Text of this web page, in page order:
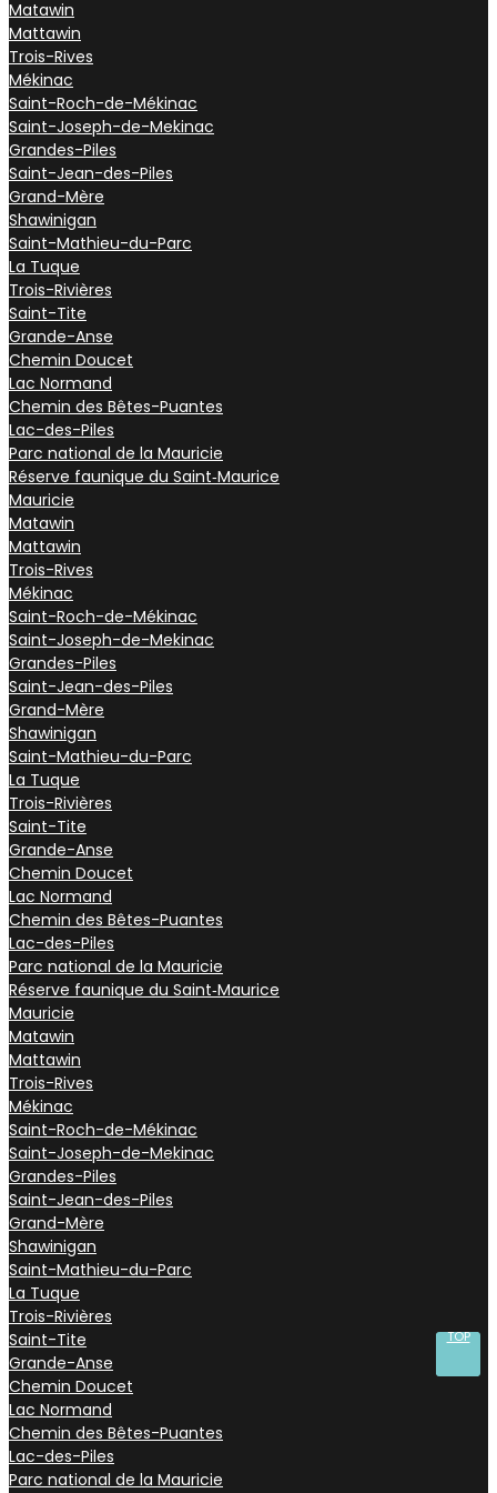
Matawin
Mattawin
Trois-Rives
Mékinac
Saint-Roch-de-Mékinac
Saint-Joseph-de-Mekinac
Grandes-Piles
Saint-Jean-des-Piles
Grand-Mère
Shawinigan
Saint-Mathieu-du-Parc
La Tuque
Trois-Rivières
Saint-Tite
Grande-Anse
Chemin Doucet
Lac Normand
Chemin des Bêtes-Puantes
Lac-des-Piles
Parc national de la Mauricie
Réserve faunique du Saint‑Maurice
Mauricie
Matawin
Mattawin
Trois-Rives
Mékinac
Saint-Roch-de-Mékinac
Saint-Joseph-de-Mekinac
Grandes-Piles
Saint-Jean-des-Piles
Grand-Mère
Shawinigan
Saint-Mathieu-du-Parc
La Tuque
Trois-Rivières
Saint-Tite
Grande-Anse
Chemin Doucet
Lac Normand
Chemin des Bêtes-Puantes
Lac-des-Piles
Parc national de la Mauricie
Réserve faunique du Saint‑Maurice
Mauricie
Matawin
Mattawin
Trois-Rives
Mékinac
Saint-Roch-de-Mékinac
Saint-Joseph-de-Mekinac
Grandes-Piles
Saint-Jean-des-Piles
Grand-Mère
Shawinigan
Saint-Mathieu-du-Parc
La Tuque
Trois-Rivières
Saint-Tite
Grande-Anse
Chemin Doucet
Lac Normand
Chemin des Bêtes-Puantes
Lac-des-Piles
Parc national de la Mauricie
TOP